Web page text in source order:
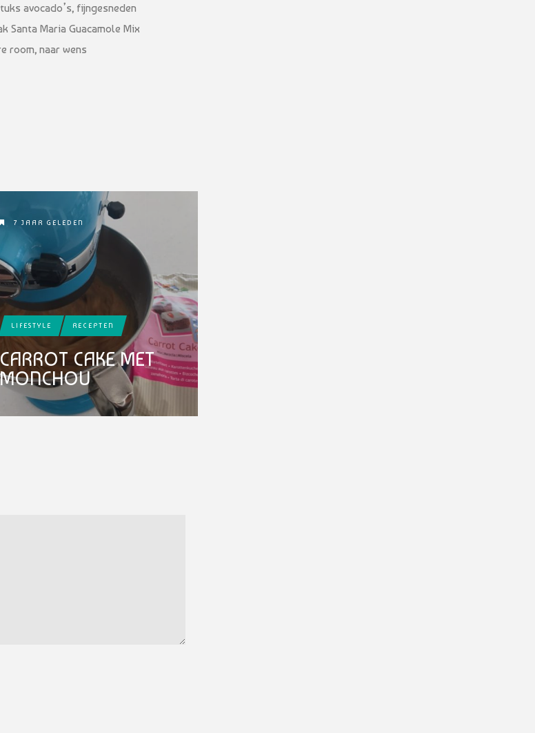
avocado’s, fijngesneden
Santa Maria Guacamole Mix
room, naar wens
7 JAAR GELEDEN
LIFESTYLE RECEPTEN
CARROT CAKE MET